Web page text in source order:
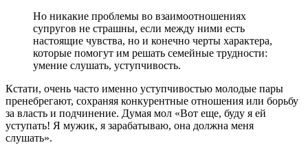
Но никакие проблемы во взаимоотношениях
супругов не страшны, если между ними есть
настоящие чувства, но и конечно черты характера,
которые помогут им решать семейные трудности:
умение слушать, уступчивость.
Кстати, очень часто именно уступчивостью молодые пары
пренебрегают, сохраняя конкурентные отношения или борьбу
за власть и подчинение. Думая мол «Вот еще, буду я ей
уступать! Я мужик, я зарабатываю, она должна меня
слушать».